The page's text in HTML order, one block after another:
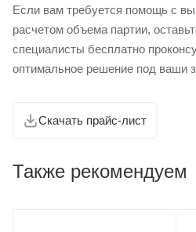
Если вам требуется помощь с
расчетом объема партии,
специалисты бесплатно
оптимальное решение под ваши
Скачать прайс-лист
Также рекомендуем